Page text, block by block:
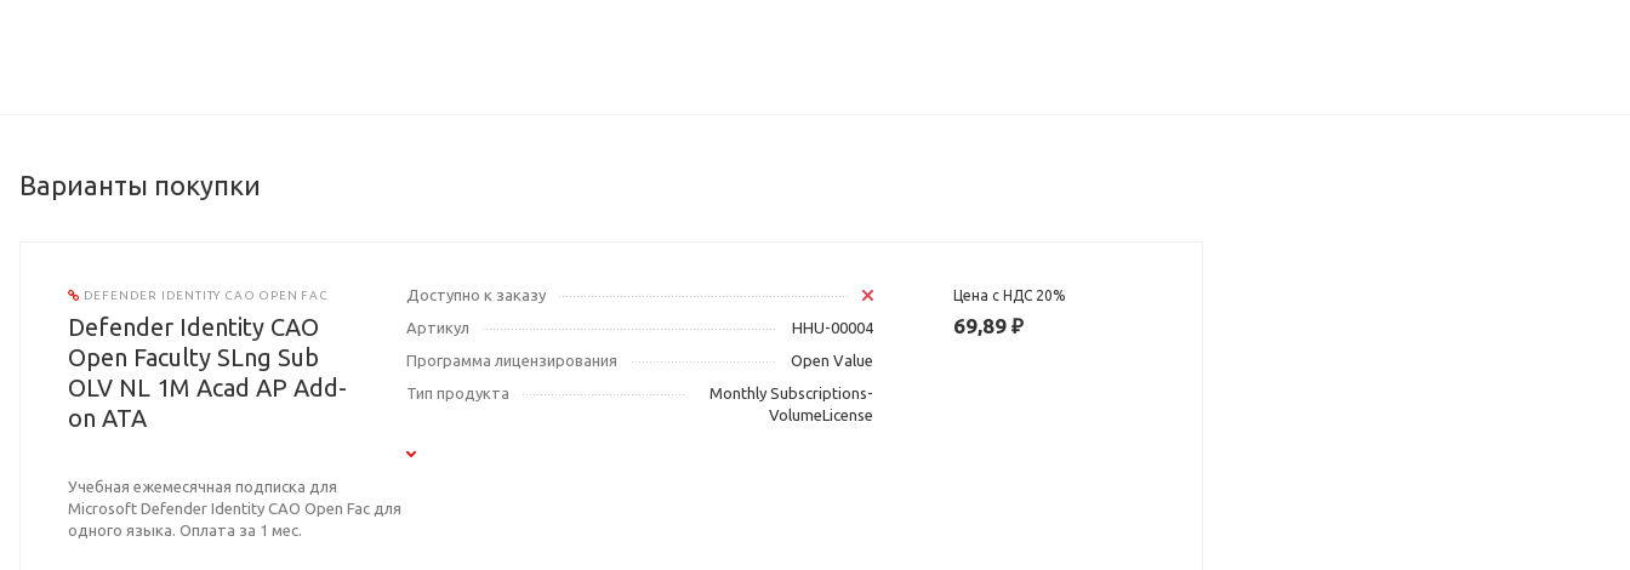
Варианты покупки
DEFENDER IDENTITY CAO OPEN FAC
Defender Identity CAO
Open Faculty SLng Sub
OLV NL 1M Acad AP Add-
on ATA
Учебная ежемесячная подписка для
Microsoft Defender Identity CAO Open Fac для
одного языка. Оплата за 1 мес.
Доступно к заказу
Артикул
HHU-00004
Программа лицензирования
Open Value
Тип продукта
Monthly Subscriptions-
VolumeLicense
Цена с НДС 20%
69,89 ₽